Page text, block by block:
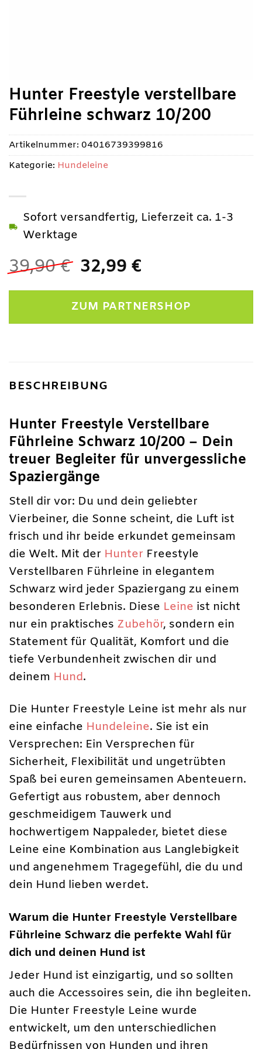
Hunter Freestyle verstellbare
Führleine schwarz 10/200
39,90€ Ursprünglicher
war:
39,90 €
32,99 €Aktueller
ist:
32,99 €.
Sofort versandfertig, Lieferzeit ca. 1-3
Werktage
ZUM PARTNERSHOP
Artikelnummer: 04016739399816
Kategorie: Hundeleine
BESCHREIBUNG
Hunter Freestyle Verstellbare
Führleine Schwarz 10/200 – Dein
treuer Begleiter für unvergessliche
Spaziergänge
Stell dir vor: Du und dein geliebter
Vierbeiner, die Sonne scheint, die Luft ist
frisch und ihr beide erkundet gemeinsam
die Welt. Mit der Hunter Freestyle
Verstellbaren Führleine in elegantem
Schwarz wird jeder Spaziergang zu einem
besonderen Erlebnis. Diese Leine ist nicht
nur ein praktisches Zubehör, sondern ein
Statement für Qualität, Komfort und die
tiefe Verbundenheit zwischen dir und
deinem Hund.
Die Hunter Freestyle Leine ist mehr als nur
eine einfache Hundeleine. Sie ist ein
Versprechen: Ein Versprechen für
Sicherheit, Flexibilität und ungetrübten
Spaß bei euren gemeinsamen Abenteuern.
Gefertigt aus robustem, aber dennoch
geschmeidigem Tauwerk und
hochwertigem Nappaleder, bietet diese
Leine eine Kombination aus Langlebigkeit
und angenehmem Tragegefühl, die du und
dein Hund lieben werdet.
Warum die Hunter Freestyle Verstellbare
Führleine Schwarz die perfekte Wahl für
dich und deinen Hund ist
Jeder Hund ist einzigartig, und so sollten
auch die Accessoires sein, die ihn begleiten.
Die Hunter Freestyle Leine wurde
entwickelt, um den unterschiedlichen